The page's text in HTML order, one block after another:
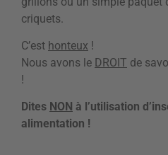
criquets.
C’est honteux !
Nous avons le DROIT de
!
Dites NON à l’utilisation
alimentation !